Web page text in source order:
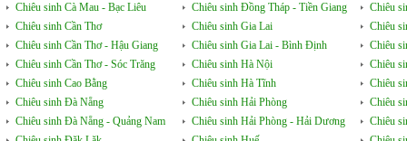
Chiêu sinh Cà Mau - Bạc Liêu
Chiêu sinh Cần Thơ
Chiêu sinh Cần Thơ - Hậu Giang
Chiêu sinh Cần Thơ - Sóc Trăng
Chiêu sinh Cao Bằng
Chiêu sinh Đà Nẵng
Chiêu sinh Đà Nẵng - Quảng Nam
Chiêu sinh Đồng Tháp - Tiền Giang
Chiêu sinh Gia Lai
Chiêu sinh Gia Lai - Bình Định
Chiêu sinh Hà Nội
Chiêu sinh Hà Tĩnh
Chiêu sinh Hải Phòng
Chiêu sinh Hải Phòng - Hải Dương
Chiêu
Chiêu
Chiêu
Chiêu
Chiêu
Chiêu
Chiêu